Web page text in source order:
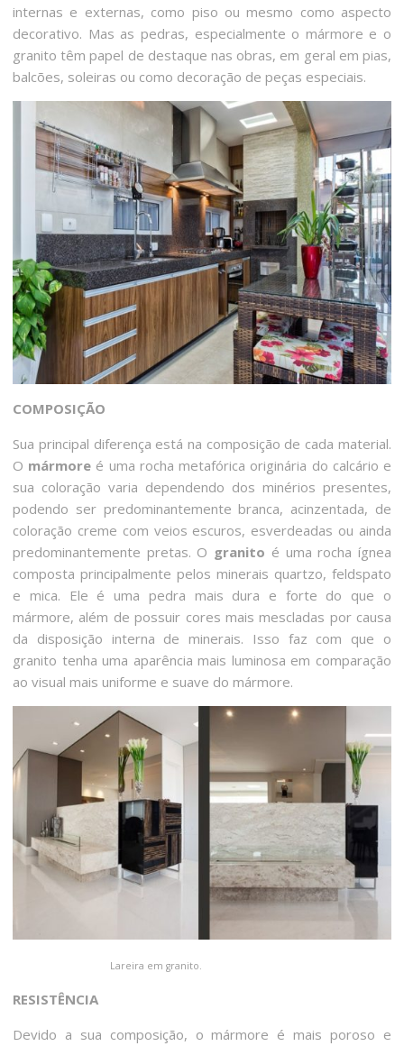
internas e externas, como piso ou mesmo como aspecto
decorativo. Mas as pedras, especialmente o mármore e o
granito têm papel de destaque nas obras, em geral em pias,
balcões, soleiras ou como decoração de peças especiais.
COMPOSIÇÃO
Sua principal diferença está na composição de cada material.
O mármore é uma rocha metafórica originária do calcário e
sua coloração varia dependendo dos minérios presentes,
podendo ser predominantemente branca, acinzentada, de
coloração creme com veios escuros, esverdeadas ou ainda
predominantemente pretas. O granito é uma rocha ígnea
composta principalmente pelos minerais quartzo, feldspato
e mica. Ele é uma pedra mais dura e forte do que o
mármore, além de possuir cores mais mescladas por causa
da disposição interna de minerais. Isso faz com que o
granito tenha uma aparência mais luminosa em comparação
ao visual mais uniforme e suave do mármore.
Lareira em granito.
RESISTÊNCIA
Devido a sua composição, o mármore é mais poroso e